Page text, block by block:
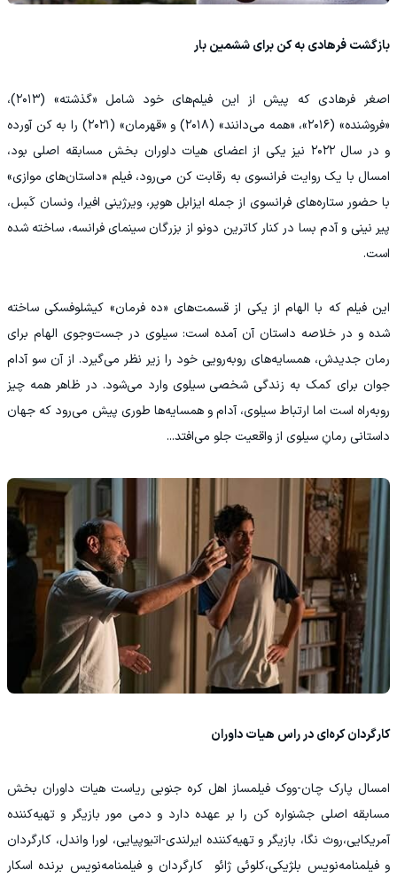
بازگشت فرهادی به کن برای ششمین بار
اصغر فرهادی که پیش از این فیلم‌های خود شامل «گذشته» (۲۰۱۳)،
«فروشنده» (۲۰۱۶»، «همه می‌دانند» (۲۰۱۸) و «قهرمان» (۲۰۲۱) را به کن آورده
و در سال ۲۰۲۲ نیز یکی از اعضای هیات داوران بخش مسابقه اصلی بود،
امسال با یک روایت فرانسوی به رقابت کن می‌رود، فیلم «داستان‌های موازی»
با حضور ستاره‌های فرانسوی از جمله ایزابل هوپر، ویرژینی افیرا، ونسان کَسِل،
پیر نینی و آدم بسا در کنار کاترین دونو از بزرگان سینمای فرانسه، ساخته شده
است.
این فیلم که با الهام از یکی از قسمت‌های «ده فرمان» کیشلوفسکی ساخته
شده و در خلاصه داستان آن آمده است: سیلوی در جست‌وجوی الهام برای
رمان جدیدش، همسایه‌های روبه‌رویی خود را زیر نظر می‌گیرد. از آن سو آدام
جوان برای کمک به زندگی شخصی سیلوی وارد می‌شود. در ظاهر همه چیز
روبه‌راه است اما ارتباط سیلوی، آدام و همسایه‌ها طوری پیش می‌رود که جهان
داستانی رمانِ سیلوی از واقعیت جلو می‌افتد...
کارگردان کره‌ای در راس هیات داوران
امسال پارک چان-ووک فیلمساز اهل کره جنوبی ریاست هیات داوران بخش
مسابقه اصلی جشنواره کن را بر عهده دارد و دمی مور بازیگر و تهیه‌کننده
آمریکایی،روث نگا، بازیگر و تهیه‌کننده ایرلندی-اتیوپیایی، لورا واندل، کارگردان
و فیلمنامه‌نویس بلژیکی،کلوئی ژائو کارگردان و فیلمنامه‌نویس برنده اسکار